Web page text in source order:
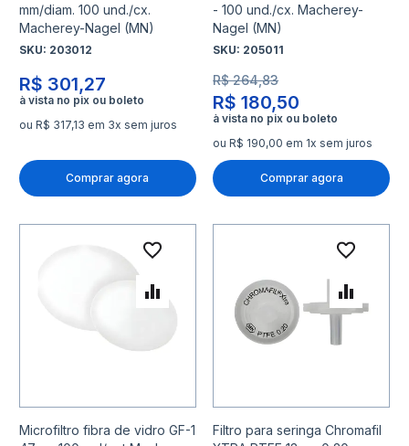
mm/diam. 100 und./cx.
Macherey-Nagel (MN)
SKU: 203012
R$ 301,27
ou R$ 317,13 em 3x sem juros
Comprar agora
- 100 und./cx. Macherey-
Nagel (MN)
SKU: 205011
R$ 180,50
R$ 264,83
ou R$ 190,00 em 1x sem juros
Comprar agora
Microfiltro fibra de vidro GF-1
Adicionar à lista de
Adicionar para Comparar
Filtro para seringa Chromafil